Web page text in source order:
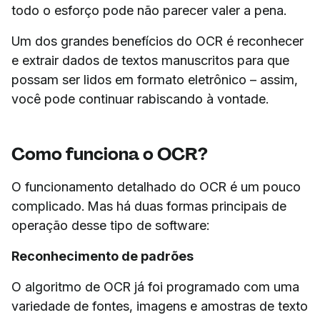
todo o esforço pode não parecer valer a pena.
Um dos grandes benefícios do OCR é reconhecer
e extrair dados de textos manuscritos para que
possam ser lidos em formato eletrônico – assim,
você pode continuar rabiscando à vontade.
Como funciona o OCR?
O funcionamento detalhado do OCR é um pouco
complicado. Mas há duas formas principais de
operação desse tipo de software:
Reconhecimento de padrões
O algoritmo de OCR já foi programado com uma
variedade de fontes, imagens e amostras de texto